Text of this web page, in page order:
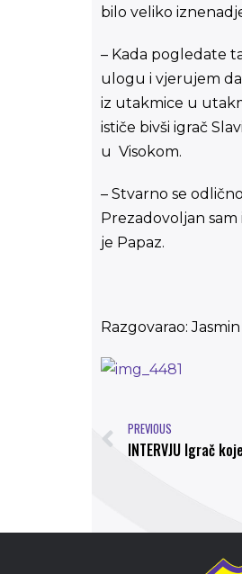
bilo veliko
– Kada pogledate
ulogu i vjerujem
iz utakmice u
ističe bivši igrač
u Visokom.
– Stvarno se
Prezadovoljan
je Papaz.
Razgovarao:
PREVIOUS